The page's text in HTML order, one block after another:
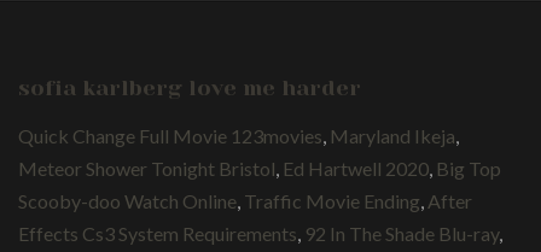
sofia karlberg love me harder
Quick Change Full Movie 123movies Maryland Ikeja
Meteor Shower Tonight Bristol Ed Hartwell 2020 Big Top
Scooby-doo Watch Online Traffic Movie Ending After
Effects Cs3 System Requirements 92 In The Shade Blu-ray,